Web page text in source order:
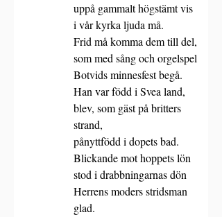
uppå gammalt högstämt vis
i vår kyrka ljuda må.
Frid må komma dem till del,
som med sång och orgelspel
Botvids minnesfest begå.
Han var född i Svea land,
blev, som gäst på britters
strand,
pånyttfödd i dopets bad.
Blickande mot hoppets lön
stod i drabbningarnas dön
Herrens moders stridsman
glad.